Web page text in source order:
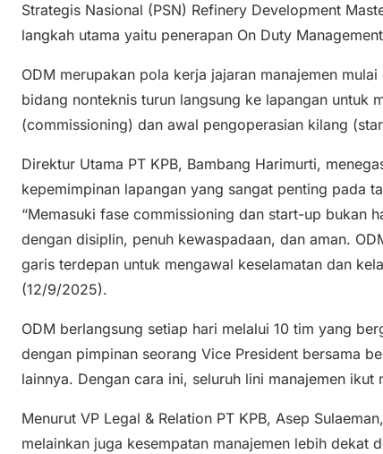
Strategis Nasional (PSN) Refinery Development
langkah utama yaitu penerapan On Duty
ODM merupakan pola kerja jajaran manajemen
bidang nonteknis turun langsung ke lapangan untuk
(commissioning) dan awal pengoperasian kilang
Direktur Utama PT KPB, Bambang Harimurti,
kepemimpinan lapangan yang sangat penting pada
“Memasuki fase commissioning dan start-up bukan
dengan disiplin, penuh kewaspadaan, dan aman.
garis terdepan untuk mengawal keselamatan dan
(12/9/2025).
ODM berlangsung setiap hari melalui 10 tim yang
dengan pimpinan seorang Vice President bersama
lainnya. Dengan cara ini, seluruh lini manajemen
Menurut VP Legal & Relation PT KPB, Asep
melainkan juga kesempatan manajemen lebih dekat